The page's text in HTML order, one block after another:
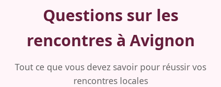
Questions sur les
rencontres à Avignon
Tout ce que vous devez savoir pour réussir vos
rencontres locales